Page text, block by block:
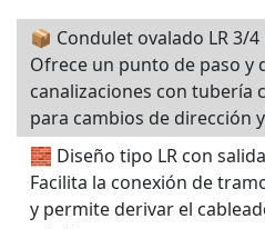
📦 Condulet ovalado LR 3/4
Ofrece un punto de paso y
canalizaciones con tubería
para cambios de dirección
🧱 Diseño tipo LR con
Facilita la conexión de
y permite derivar el